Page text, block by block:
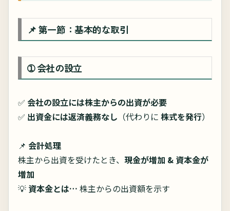
📌 第一節：基本的な取引
➀ 会社の設立
✅ 会社の設立には株主からの出資が必要
✅ 出資金には返済義務なし （代わりに 株式を発行）
📌 会計処理
株主から出資を受けたとき、 現金が増加 & 資本金が
増加
💡 資本金とは… 株主からの出資額を示す